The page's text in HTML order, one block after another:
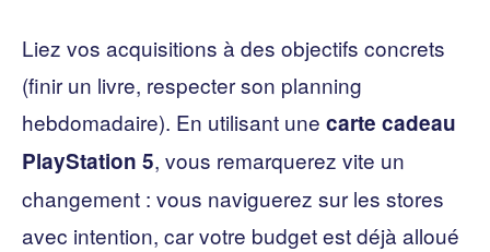
Liez vos acquisitions à des objectifs concrets
(finir un livre, respecter son planning
hebdomadaire). En utilisant une carte cadeau
PlayStation 5, vous remarquerez vite un
changement : vous naviguerez sur les stores
avec intention, car votre budget est déjà alloué